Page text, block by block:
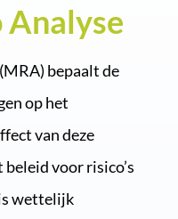
bepaalt de
op het
van deze
voor risico’s
wettelijk